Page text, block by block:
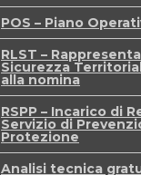
POS – Piano
RLST –
Sicurezza
alla nomina
RSPP – Incarico di
Servizio di
Protezione
Analisi tecnica